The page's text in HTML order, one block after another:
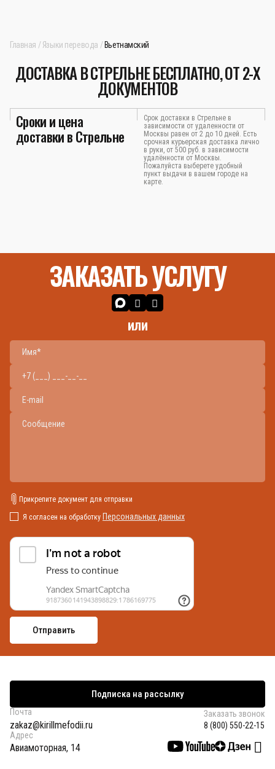
Главная Языки перевода Вьетнамский
ДОСТАВКА В СТРЕЛЬНЕ БЕСПЛАТНО, ОТ 2-Х
ДОКУМЕНТОВ
Сроки и цена
доставки в Стрельне
Срок доставки в Стрельне в
зависимости от удаленности от
Москвы равен от 2 до 10 дней. Есть
срочная курьерская доставка лично
в руки, от 500 руб. в зависимости
удалённости от Москвы.
Пожалуйста выберете удобный
пункт выдачи в вашем городе на
карте.
ЗАКАЗАТЬ УСЛУГУ
или
Прикрепите документ для отправки
Я согласен на обработку Персональных данных
Подписка на рассылку
Почта
zakaz@kirillmefodii.ru
Заказать звонок
8 (800) 550-22-15
Адрес
Авиамоторная, 14